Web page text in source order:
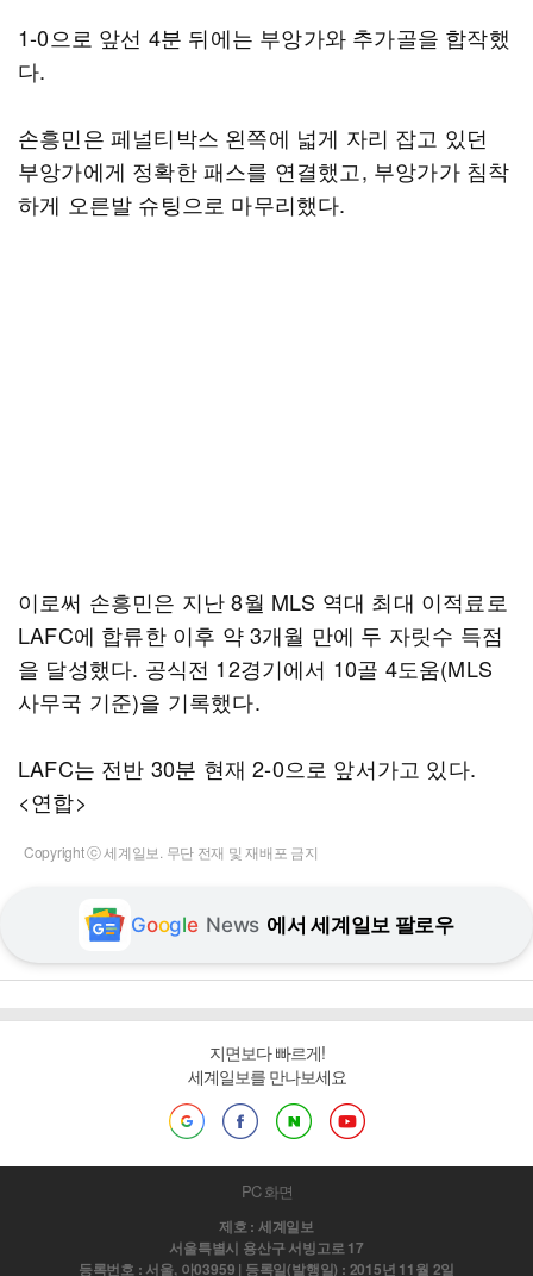
1-0으로 앞선 4분 뒤에는 부앙가와 추가골을 합작했
다.
손흥민은 페널티박스 왼쪽에 넓게 자리 잡고 있던
부앙가에게 정확한 패스를 연결했고, 부앙가가 침착
하게 오른발 슈팅으로 마무리했다.
이로써 손흥민은 지난 8월 MLS 역대 최대 이적료로
LAFC에 합류한 이후 약 3개월 만에 두 자릿수 득점
을 달성했다. 공식전 12경기에서 10골 4도움(MLS
사무국 기준)을 기록했다.
LAFC는 전반 30분 현재 2-0으로 앞서가고 있다.
<연합>
Copyright ⓒ 세계일보. 무단 전재 및 재배포 금지
Google News 에서 세계일보 팔로우
지면보다 빠르게!
세계일보를 만나보세요
PC 화면
제호 : 세계일보
서울특별시 용산구 서빙고로 17
등록번호 : 서울, 아03959 | 등록일(발행일) : 2015년 11월 2일